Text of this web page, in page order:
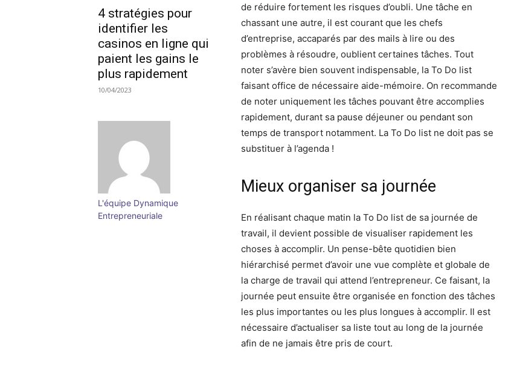
4 stratégies pour
identifier les
casinos en ligne qui
paient les gains le
plus rapidement
10/04/2023
L'équipe Dynamique
Entrepreneuriale
de réduire fortement les risques d’oubli. Une tâche en
chassant une autre, il est courant que les chefs
d’entreprise, accaparés par des mails à lire ou des
problèmes à résoudre, oublient certaines tâches. Tout
noter s’avère bien souvent indispensable, la To Do list
faisant office de nécessaire aide-mémoire. On recommande
de noter uniquement les tâches pouvant être accomplies
rapidement, durant sa pause déjeuner ou pendant son
temps de transport notamment. La To Do list ne doit pas se
substituer à l’agenda !
Mieux organiser sa journée
En réalisant chaque matin la To Do list de sa journée de
travail, il devient possible de visualiser rapidement les
choses à accomplir. Un pense-bête quotidien bien
hiérarchisé permet d’avoir une vue complète et globale de
la charge de travail qui attend l’entrepreneur. Ce faisant, la
journée peut ensuite être organisée en fonction des tâches
les plus importantes ou les plus longues à accomplir. Il est
nécessaire d’actualiser sa liste tout au long de la journée
afin de ne jamais être pris de court.